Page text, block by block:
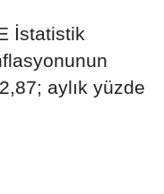
İstatistik
aylık yüzde